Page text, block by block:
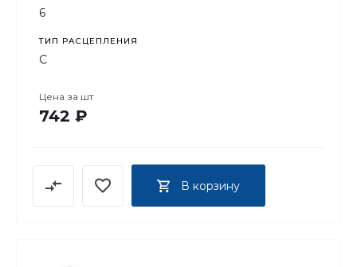
6
ТИП РАСЦЕПЛЕНИЯ
C
Цена за шт
742 ₽
В корзину